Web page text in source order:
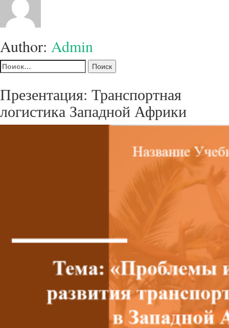
Author: Admin
Найти:
Презентация: Транспортная
логистика Западной Африки